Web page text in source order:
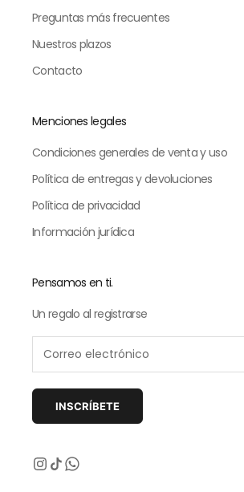
Preguntas más frecuentes
Nuestros plazos
Contacto
Menciones legales
Condiciones generales de venta y uso
Política de entregas y devoluciones
Política de privacidad
Información jurídica
Pensamos en ti.
Un regalo al registrarse
INSCRÍBETE